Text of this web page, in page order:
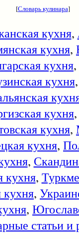
[Словарь кулинара]
кухня,
кухня,
кухня,
кухня,
кухня,
кухня,
кухня,
,
кухня,
кухня,
,
статьи и